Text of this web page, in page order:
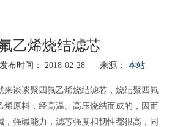
乙烯烧结滤芯
布时间： 2018-02-28 来源： 本站
谈谈聚四氟乙烯烧结滤芯，烧结聚四氟
烯原料，经高温、高压烧结而成的，因而
，强碱能力，滤芯强度和韧性都很高，同